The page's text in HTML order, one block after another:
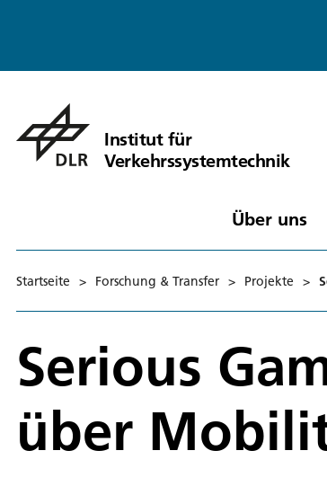
Institut für
Verkehrssystemtechnik
Über uns
Startseite > Forschung & Transfer > Projekte >
Serious
über